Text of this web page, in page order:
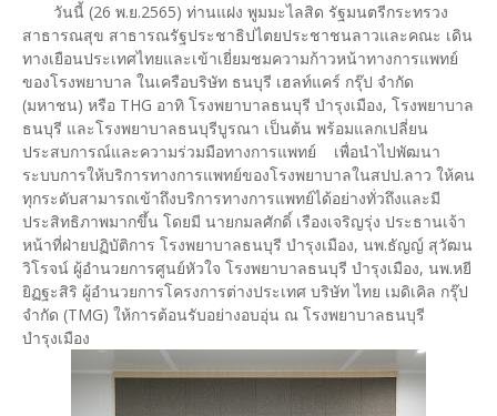
วันนี้ (26 พ.ย.2565) ท่านแฝง พูมมะไลสิด รัฐมนตรีกระทรวง
สาธารณสุข สาธารณรัฐประชาธิปไตยประชาชนลาวและคณะ เดิน
ทางเยือนประเทศไทยและเข้าเยี่ยมชมความก้าวหน้าทางการแพทย์
ของโรงพยาบาล ในเครือบริษัท ธนบุรี เฮลท์แคร์ กรุ๊ป จำกัด
(มหาชน) หรือ THG อาทิ โรงพยาบาลธนบุรี บำรุงเมือง, โรงพยาบาล
ธนบุรี และโรงพยาบาลธนบุรีบูรณา เป็นต้น พร้อมแลกเปลี่ยน
ประสบการณ์และความร่วมมือทางการแพทย์ เพื่อนำไปพัฒนา
ระบบการให้บริการทางการแพทย์ของโรงพยาบาลในสปป.ลาว ให้คน
ทุกระดับสามารถเข้าถึงบริการทางการแพทย์ได้อย่างทั่วถึงและมี
ประสิทธิภาพมากขึ้น โดยมี นายกมลศักดิ์ เรืองเจริญรุ่ง ประธานเจ้า
หน้าที่ฝ่ายปฏิบัติการ โรงพยาบาลธนบุรี บำรุงเมือง, นพ.ธัญญ์ สุวัฒน
วิโรจน์ ผู้อำนวยการศูนย์หัวใจ โรงพยาบาลธนบุรี บำรุงเมือง, นพ.หยี
ยิฏฐะสิริ ผู้อำนวยการโครงการต่างประเทศ บริษัท ไทย เมดิเคิล กรุ๊ป
จำกัด (TMG) ให้การต้อนรับอย่างอบอุ่น ณ โรงพยาบาลธนบุรี
บำรุงเมือง